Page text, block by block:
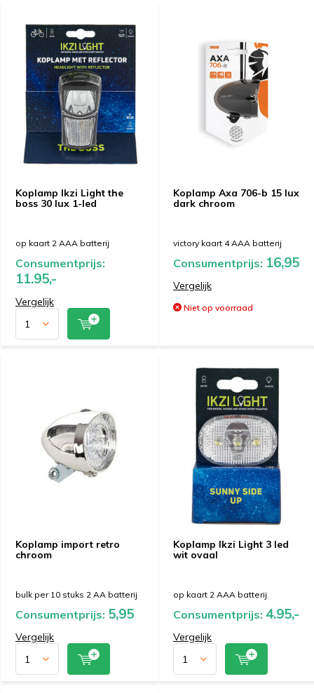
Koplamp Ikzi Light the
boss 30 lux 1-led
op kaart 2 AAA batterij
Consumentprijs:
11.95,-
Vergelijk
Koplamp Axa 706-b 15 lux
dark chroom
victory kaart 4 AAA batterij
Consumentprijs: 16,95
Vergelijk
Niet op voorraad
Koplamp import retro
chroom
bulk per 10 stuks 2 AA batterij
Consumentprijs: 5,95
Vergelijk
Koplamp Ikzi Light 3 led
wit ovaal
op kaart 2 AAA batterij
Consumentprijs: 4.95,-
Vergelijk